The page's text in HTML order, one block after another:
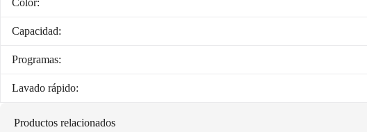
Capacidad:
Programas:
Lavado rápido:
Productos relacionados